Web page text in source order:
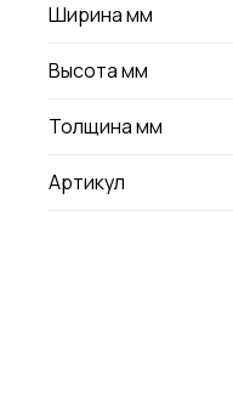
Ширина мм
Высота мм
Толщина мм
Артикул